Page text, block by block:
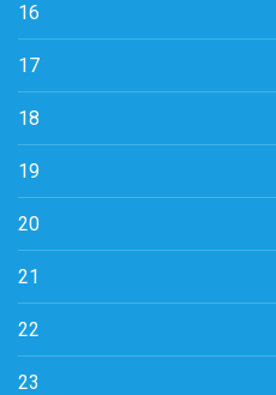
16
17
18
19
20
21
22
23